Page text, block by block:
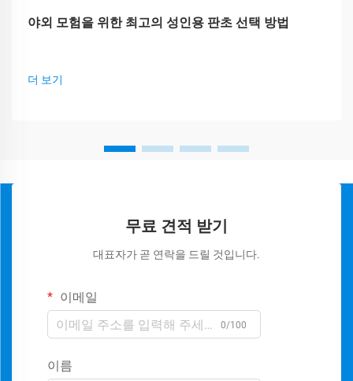
야외 모험을 위한 최고의 성인용 판초 선택 방법
더 보기
무료 견적 받기
대표자가 곧 연락을 드릴 것입니다.
이메일
0/100
이름